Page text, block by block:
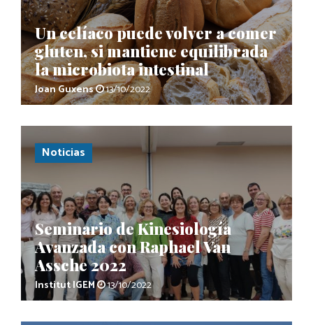
Un celíaco puede volver a comer
gluten, si mantiene equilibrada
la microbiota intestinal
Joan Guxens 13/10/2022
Noticias
Seminario de Kinesiología
Avanzada con Raphael Van
Assche 2022
Institut IGEM 13/10/2022